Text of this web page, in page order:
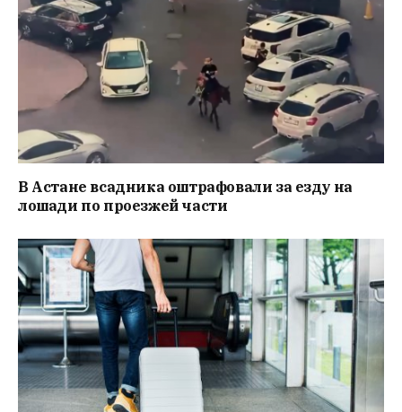
В Астане всадника оштрафовали за езду на
лошади по проезжей части